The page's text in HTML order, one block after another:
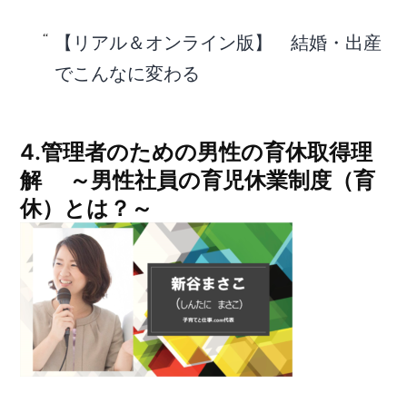
【リアル＆オンライン版】 結婚・出産
でこんなに変わる
4.管理者のための男性の育休取得理
解 ～男性社員の育児休業制度（育
休）とは？～